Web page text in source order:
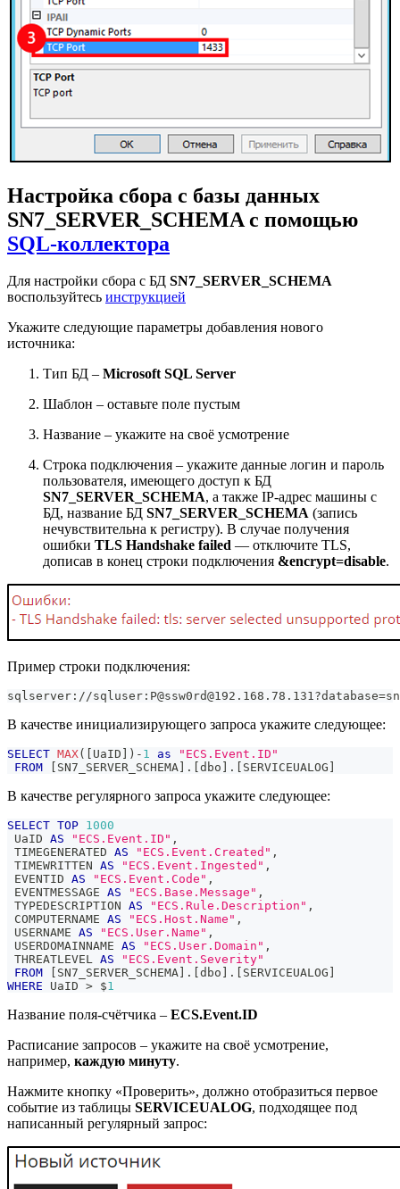
Настройка сбора с базы данных
SN7_SERVER_SCHEMA с помощью
SQL-коллектора
Для настройки сбора с БД SN7_SERVER_SCHEMA
воспользуйтесь инструкцией
Укажите следующие параметры добавления нового
источника:
Тип БД – Microsoft SQL Server
Шаблон – оставьте поле пустым
Название – укажите на своё усмотрение
Строка подключения – укажите данные логин и пароль
пользователя, имеющего доступ к БД
SN7_SERVER_SCHEMA, а также IP-адрес машины с
БД, название БД SN7_SERVER_SCHEMA (запись
нечувствительна к регистру). В случае получения
ошибки TLS Handshake failed — отключите TLS,
дописав в конец строки подключения &encrypt=disable.
Пример строки подключения:
sqlserver://
В качестве инициализирующего запроса укажите следующее:
SELECT MAX( UaID ) - 1 as
"ECS.Event.ID"
FROM
SN7_SERVER_SCHEMA . dbo . SERVICEUALOG
В качестве регулярного запроса укажите следующее:
SELECT TOP 1000
UaID AS "ECS.Event.ID" ,
TIMEGENERATED AS "ECS.Event.Created" ,
TIMEWRITTEN AS "ECS.Event.Ingested" ,
EVENTID AS "ECS.Event.Code" ,
EVENTMESSAGE AS "ECS.Base.Message" ,
TYPEDESCRIPTION AS "ECS.Rule.Description" ,
COMPUTERNAME AS "ECS.Host.Name" ,
USERNAME AS "ECS.User.Name" ,
USERDOMAINNAME AS "ECS.User.Domain" ,
THREATLEVEL AS
"ECS.Event.Severity"
FROM
SN7_SERVER_SCHEMA . dbo . SERVICEUALOG
WHERE UaID > $1
Название поля-счётчика – ECS.Event.ID
Расписание запросов – укажите на своё усмотрение,
например, каждую минуту.
Нажмите кнопку «Проверить», должно отобразиться первое
событие из таблицы SERVICEUALOG, подходящее под
написанный регулярный запрос: